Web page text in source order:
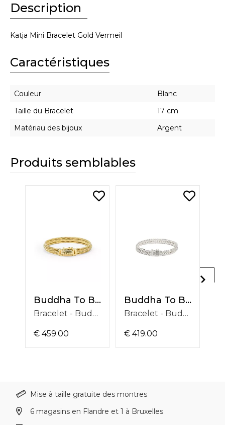
Description
Katja Mini Bracelet Gold Vermeil
Caractéristiques
Couleur
Blanc
Taille du Bracelet
17 cm
Matériau des bijoux
Argent
Produits semblables
Buddha To Buddha
Bracelet - Buddha To Buddha Armband J263GV D
€ 459.00
Buddha To Buddha
Bracelet - Buddha To Buddha Armband J082 E+
€ 419.00
Mise à taille gratuite des montres
6 magasins en Flandre et 1 à Bruxelles